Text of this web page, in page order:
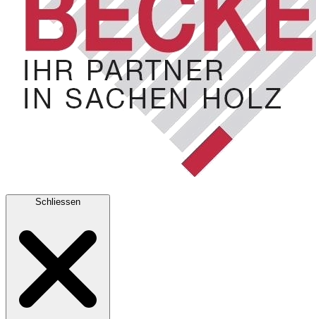
Schliessen